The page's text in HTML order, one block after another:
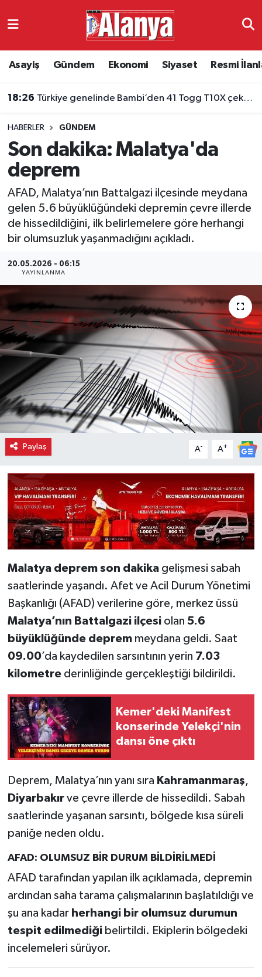
Asayiş Gündem Ekonomi Siyaset Resmi
18:26 Türkiye genelinde Bambi’den 41 Togg T10X çekilişi
HABERLER GÜNDEM
Son dakika: Malatya'da
deprem
AFAD, Malatya’nın Battalgazi ilçesinde meydana
gelen 5.6 büyüklüğündeki depremin çevre illerde
de hissedildiğini, ilk belirlemelere göre herhangi
bir olumsuzluk yaşanmadığını açıkladı.
20.05.2026 - 06:15
YAYINLANMA
Paylaş A- A+
Malatya deprem son dakikagelişmesi sabah
saatlerinde yaşandı. Afet ve Acil Durum Yönetimi
Başkanlığı (AFAD) verilerine göre, merkez üssü
Malatya’nın Battalgazi ilçesiolan 5.6
büyüklüğünde depremmeydana geldi. Saat
09.00’da kaydedilen sarsıntının yerin 7.03
kilometrederinliğinde gerçekleştiği bildirildi.
Kemer'deki Manifest
konserinde Yelekçi'nin
dansı öne çıktı
Deprem, Malatya’nın yanı sıra Kahramanmaraş,
Diyarbakırve çevre illerde de hissedildi. Sabah
saatlerinde yaşanan sarsıntı, bölgede kısa süreli
paniğe neden oldu.
AFAD: OLUMSUZ BİR DURUM BİLDİRİLMEDİ
AFAD tarafından yapılan ilk açıklamada, depremin
ardından saha tarama çalışmalarının başlatıldığı ve
şu ana kadar herhangi bir olumsuz durumun
tespit edilmediğibelirtildi. Ekiplerin bölgedeki
incelemeleri sürüyor.
Ekonomi
Resmi İlanlar
Alanyaspor
Turizm
Antalya Namaz Vakitleri
Süper Lig Puan Durumu ve Fikstür
Tüm Manşetler
Son Dakika Haberleri